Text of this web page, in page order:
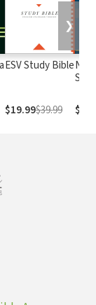
ESV Study Bible
$19.99$39.99
❯